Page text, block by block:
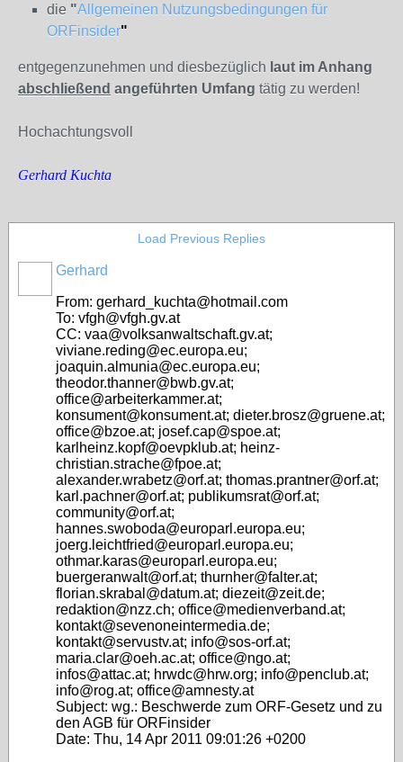
die "Allgemeinen Nutzungsbedingungen für
ORFinsider"
entgegenzunehmen und diesbezüglich laut im Anhang
abschließend angeführten Umfang tätig zu werden!
Hochachtungsvoll
Gerhard Kuchta
Load Previous Replies
Gerhard
From: gerhard_kuchta@hotmail.com
To: vfgh@vfgh.gv.at
CC: vaa@volksanwaltschaft.gv.at;
viviane.reding@ec.europa.eu;
joaquin.almunia@ec.europa.eu;
theodor.thanner@bwb.gv.at;
office@arbeiterkammer.at;
konsument@konsument.at; dieter.brosz@gruene.at;
office@bzoe.at; josef.cap@spoe.at;
karlheinz.kopf@oevpklub.at; heinz-
christian.strache@fpoe.at;
alexander.wrabetz@orf.at; thomas.prantner@orf.at;
karl.pachner@orf.at; publikumsrat@orf.at;
community@orf.at;
hannes.swoboda@europarl.europa.eu;
joerg.leichtfried@europarl.europa.eu;
othmar.karas@europarl.europa.eu;
buergeranwalt@orf.at; thurnher@falter.at;
florian.skrabal@datum.at; diezeit@zeit.de;
redaktion@nzz.ch; office@medienverband.at;
kontakt@sevenoneintermedia.de;
kontakt@servustv.at; info@sos-orf.at;
maria.clar@oeh.ac.at; office@ngo.at;
infos@attac.at; hrwdc@hrw.org; info@penclub.at;
info@rog.at; office@amnesty.at
Subject: wg.: Beschwerde zum ORF-Gesetz und zu
den AGB für ORFinsider
Date: Thu, 14 Apr 2011 09:01:26 +0200